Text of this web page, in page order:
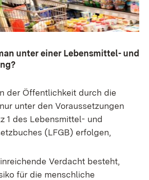
unter einer Lebensmittel- und
der Öffentlichkeit durch die
unter den Voraussetzungen
1 des Lebensmittel- und
(LFGB) erfolgen,
Verdacht besteht,
für die menschliche